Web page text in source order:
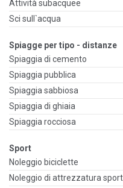
Attività subacquee
Sci sull`acqua
Spiagge per tipo - distanze
Spiaggia di cemento
Spiaggia pubblica
Spiaggia sabbiosa
Spiaggia di ghiaia
Spiaggia rocciosa
Sport
Noleggio biciclette
Noleggio di attrezzatura